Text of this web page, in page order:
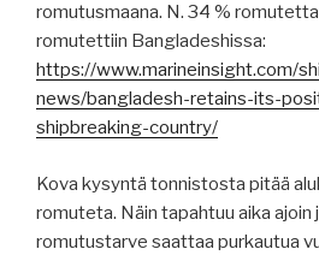
romutusmaana. N. 34 %
romutettiin Bangladeshissa:
https://www.marineinsight.com/
news/bangladesh-retains-its-
shipbreaking-country/
Kova kysyntä tonnistosta pitää
romuteta. Näin tapahtuu aika ajoin
romutustarve saattaa purkautua